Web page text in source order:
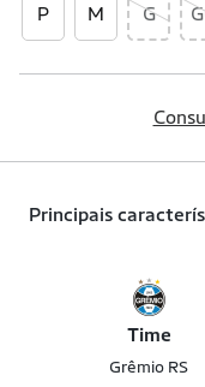
P M G
Principais
Time
Grêmio RS